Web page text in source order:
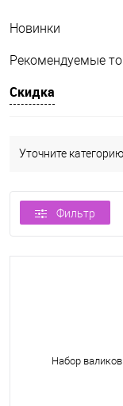
Новинки
Рекомендуемые
Скидка
Уточните
Фильтр
Набор